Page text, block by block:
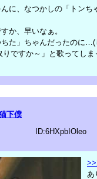
に、なつかしの「トンち
か、早いなぁ。
た」ちゃんだったのに…(
りですか～」と歌ってし
下僕
ID:6HXpbIOleo
あ